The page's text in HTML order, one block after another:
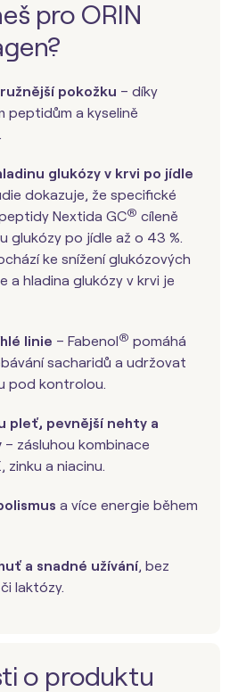
pro ORIN
pokožku – díky
peptidům a kyselině
glukózy v krvi po jídle
dokazuje, že specifické
Nextida GC® cíleně
glukózy po jídle až o 43 %.
ke snížení glukózových
a hladina glukózy v krvi je
linie – Fabenol® pomáhá
sacharidů a udržovat
pod kontrolou.
pleť, pevnější nehty a
– zásluhou kombinace
zinku a niacinu.
a více energie během
a snadné užívání, bez
laktózy.
o produktu